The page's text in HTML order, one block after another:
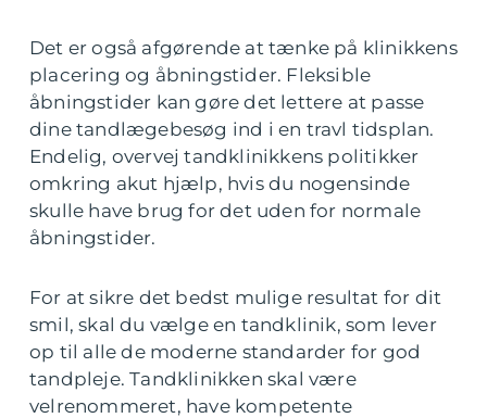
Det er også afgørende at tænke på klinikkens
placering og åbningstider. Fleksible
åbningstider kan gøre det lettere at passe
dine tandlægebesøg ind i en travl tidsplan.
Endelig, overvej tandklinikkens politikker
omkring akut hjælp, hvis du nogensinde
skulle have brug for det uden for normale
åbningstider.
For at sikre det bedst mulige resultat for dit
smil, skal du vælge en tandklinik, som lever
op til alle de moderne standarder for god
tandpleje. Tandklinikken skal være
velrenommeret, have kompetente